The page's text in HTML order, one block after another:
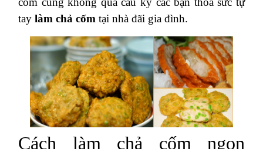
tay làm chả cốm tại nhà đãi gia đình.
Cách làm chả cốm ngon